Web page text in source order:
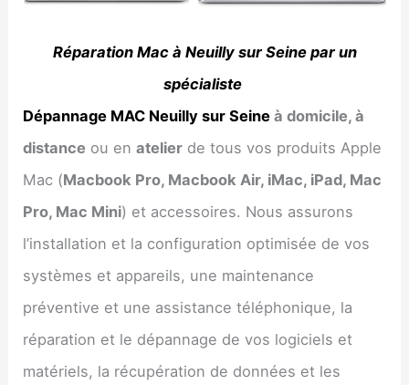
Réparation Mac à Neuilly sur Seine par un
spécialiste
Dépannage MAC Neuilly sur Seine à domicile, à
distance ou enatelier de tous vos produits Apple
Mac (Macbook Pro, Macbook Air, iMac, iPad, Mac
Pro, Mac Mini) et accessoires. Nous assurons
l’installation et la configuration optimisée de vos
systèmes et appareils, une maintenance
préventive et une assistance téléphonique, la
réparation et le dépannage de vos logiciels et
matériels, la récupération de données et les